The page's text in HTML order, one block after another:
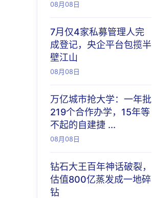
08月08日
7月仅4家私募管理人完
成登记，央企平台包揽半
壁江山
08月08日
万亿城市抢大学：一年批
219个合作办学，15年等
不起的自建捷 ...
08月08日
钻石大王百年神话破裂，
估值800亿蒸发成一地碎
钻